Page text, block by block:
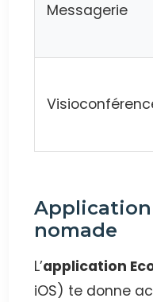
Messagerie
nomade
L’application
iOS) te donne